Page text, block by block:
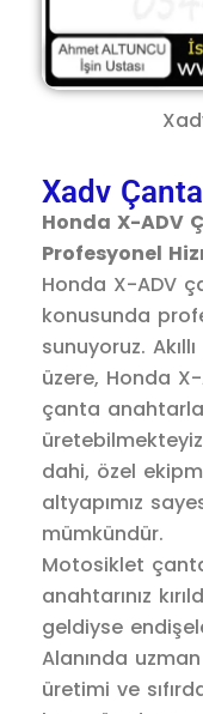
Xadv
Honda X-ADV
Profesyonel
Honda X-ADV
konusunda
sunuyoruz.
üzere, Honda
çanta
dahi, özel
altyapımız
mümkündür.
Motosiklet
anahtarınız
geldiyse
Alanında
üretimi ve